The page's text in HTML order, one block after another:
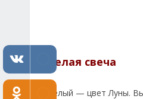
Белая свеча
Белый — цвет Луны.